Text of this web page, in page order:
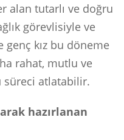
alan tutarlı ve doğru
görevlisiyle ve
kız bu döneme
rahat, mutlu ve
süreci atlatabilir.
hazırlanan